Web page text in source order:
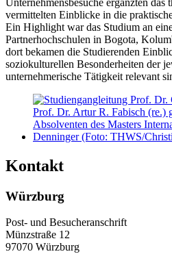
vermittelten Einblicke in die
Ein Highlight war das Studium an
Partnerhochschulen in Bogota,
dort bekamen die Studierenden
soziokulturellen Besonderheiten der
unternehmerische Tätigkeit relevant
Kontakt
Würzburg
Post- und Besucheranschrift
Münzstraße 12
97070 Würzburg